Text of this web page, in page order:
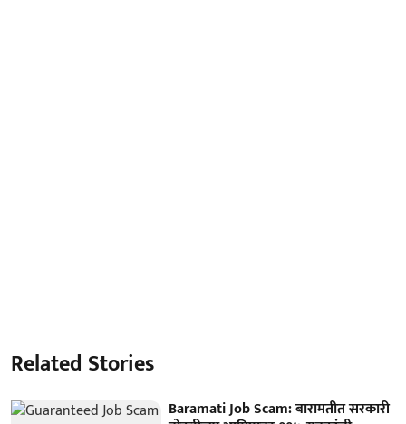
Related Stories
Baramati Job Scam: बारामतीत सरकारी